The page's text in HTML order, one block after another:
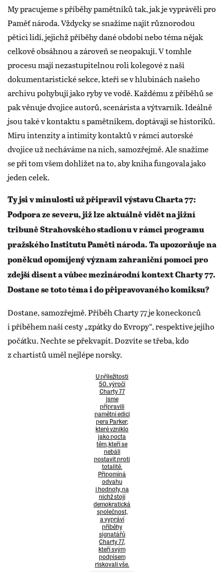
My pracujeme s příběhy pamětníků tak, jak je vyprávěli pro
Paměť národa. Vždycky se snažíme najít různorodou
pětici lidí, jejichž příběhy dané období nebo téma nějak
celkově obsáhnou a zároveň se neopakují. V tomhle
procesu mají nezastupitelnou roli kolegové z naší
dokumentaristické sekce, kteří se v hlubinách našeho
archivu pohybují jako ryby ve vodě. Každému z příběhů se
pak věnuje dvojice autorů, scenárista a výtvarník. Ideálně
jsou také v kontaktu s pamětníkem, doptávají se historiků.
Míru intenzity a intimity kontaktů v rámci autorské
dvojice už necháváme na nich, samozřejmě. Ale snažíme
se při tom všem dohlížet na to, aby kniha fungovala jako
jeden celek.
Ty jsi v minulosti už připravil výstavu Charta 77:
Podpora ze severu, již lze aktuálně vidět na jižní
tribuně Strahovského stadionu v rámci programu
pražského Institutu Paměti národa. Ta upozorňuje na
poněkud opomíjený význam zahraniční pomoci pro
zdejší disent a vůbec mezinárodní kontext Charty 77.
Dostane se toto téma i do připravovaného komiksu?
Dostane, samozřejmě. Příběh Charty 77 je koneckonců
i příběhem naší cesty „zpátky do Evropy“, respektive jejího
počátku. Nechte se překvapit. Dozvíte se třeba, kdo
z chartistů uměl nejlépe norsky.
U příležitosti
50. výročí
Charty 77
jsme
připravili
pamětní edici
pera Parker,
které vzniklo
jako pocta
těm, kteří se
nebáli
postavit proti
totalitě.
Připomíná
odvahu
i hodnoty, na
nichž stojí
demokratická
společnost,
a vypráví
příběhy
signatářů
Charty 77,
kteří svým
podpisem
riskovali vše.